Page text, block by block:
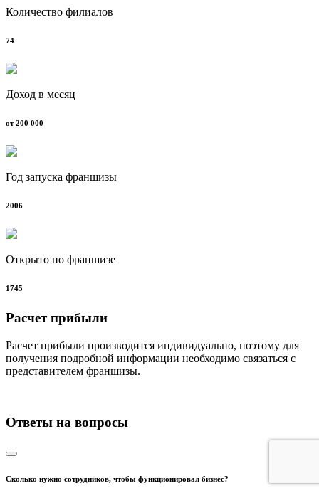
Количество филиалов
74
Доход в месяц
от 200 000
Год запуска франшизы
2006
Открыто по франшизе
1745
Расчет прибыли
Расчет прибыли производится индивидуально, поэтому для
получения подробной информации необходимо связаться с
представителем франшизы.
Ответы на вопросы
Сколько нужно сотрудников, чтобы функционировал бизнес?